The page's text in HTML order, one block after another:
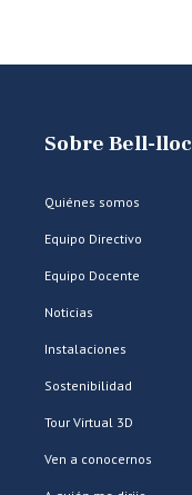
Sobre Bell-lloc
Quiénes somos
Equipo Directivo
Equipo Docente
Noticias
Instalaciones
Sostenibilidad
Tour Virtual 3D
Ven a conocernos